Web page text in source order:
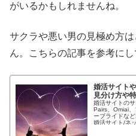
がいるかもしれませんね。
サクラや悪い男の見極め方
ん。こちらの記事を参考にし
婚活サイト
見分け方や
婚活サイトの
Pairs、Omiai
ーブライドなど基本は